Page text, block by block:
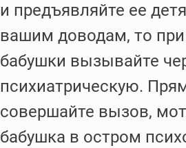
и предъявляйте ее
вашим доводам, то
бабушки вызывайте
психиатрическую.
совершайте вызов,
бабушка в остром